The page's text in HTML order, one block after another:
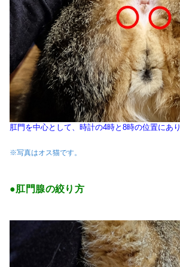
肛門を中心として、時計の4時と8時の位置にあり
※写真はオス猫です。
●肛門腺の絞り方